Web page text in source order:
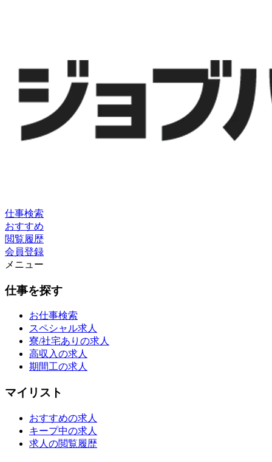
仕事検索
おすすめ
閲覧履歴
会員登録
メニュー
仕事を探す
お仕事検索
スペシャル求人
寮/社宅ありの求人
高収入の求人
期間工の求人
マイリスト
おすすめの求人
キープ中の求人
求人の閲覧履歴